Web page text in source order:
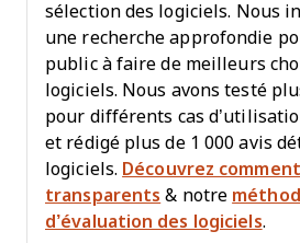
sélection des logiciels. Nous
une recherche approfondie
public à faire de meilleurs
logiciels. Nous avons testé
pour différents cas
et rédigé plus de 1 000 avis
logiciels. Découvrez
transparents & notre
d’évaluation des logiciels.